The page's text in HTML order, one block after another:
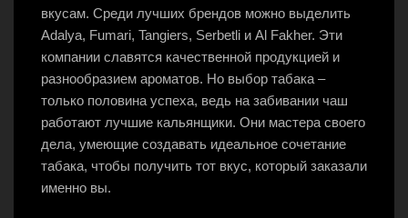
вкусам. Среди лучших брендов можно выделить
Adalya, Fumari, Tangiers, Serbetli и Al Fakher. Эти
компании славятся качественной продукцией и
разнообразием ароматов. Но выбор табака –
только половина успеха, ведь на забивании чаш
работают лучшие кальянщики. Они мастера своего
дела, умеющие создавать идеальное сочетание
табака, чтобы получить тот вкус, который заказали
именно вы.